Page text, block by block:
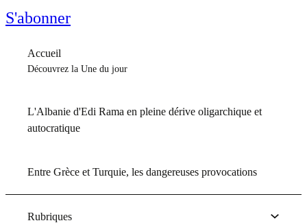
S'abonner
Accueil
Découvrez la Une du jour
L'Albanie d'Edi Rama en pleine dérive oligarchique et
autocratique
Entre Grèce et Turquie, les dangereuses provocations
Rubriques